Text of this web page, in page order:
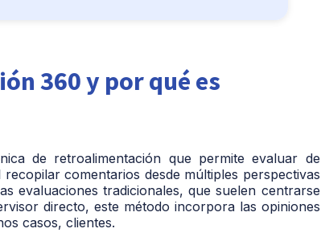
360 y por qué es
de retroalimentación que permite evaluar de
comentarios desde múltiples perspectivas
evaluaciones tradicionales, que suelen centrarse
directo, este método incorpora las opiniones
casos, clientes.